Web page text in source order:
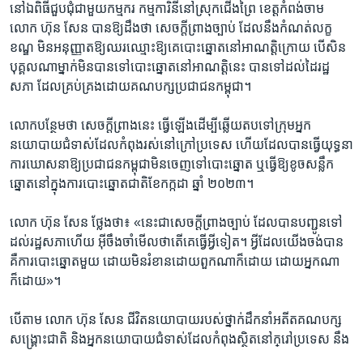
នៅឯ​ពិធី​ជួបជុំ​ជាមួយ​កម្មករ ​កម្មការិនី​នៅ​ស្រុក​ជើងព្រៃ ខេត្ត​កំពង់ចាម ​
លោក ហ៊ុន សែន បាន​ឱ្យ​ដឹងថា ​សេចក្តី​ព្រាង​ច្បាប់​ ដែល​នឹង​កំណត់​លក្ខ
ខណ្ឌ​ មិន​អនុញ្ញាត​ឱ្យ​ឈរ​ឈ្មោះ​ឱ្យ​គេ​បោះឆ្នោត​នៅ​អាណត្តិ​ក្រោយ បើ​សិន​
បុគ្គល​ណា​ម្នាក់​មិន​បាន​ទៅ​បោះ​ឆ្នោត​នៅ​អាណត្តិ​នេះ ​បាន​ទៅ​ដល់​ដៃ​រដ្ឋ​
សភា​ ដែល​គ្រប់​គ្រង​ដោយ​គណបក្ស​ប្រជាជន​កម្ពុជា។
លោក​បន្ថែម​ថា ​សេចក្តី​ព្រាង​នេះ ​ធ្វើឡើង​ដើម្បី​ឆ្លើយ​តប​ទៅក្រុម​អ្នក​
នយោបាយ​ជំទាស់​ដែល​កំពុង​រស់នៅ​ក្រៅប្រទេស​ ហើយ​ដែល​បាន​ធ្វើ​យុទ្ធនា
ការ​ឃោសនា​ឱ្យ​ប្រជាជន​កម្ពុជា​មិន​ចេញ​ទៅ​បោះឆ្នោត​ ឬធ្វើ​ឱ្យ​ខូច​សន្លឹក​
ឆ្នោត​នៅក្នុង​ការ​បោះឆ្នោត​ជាតិ​ខែកក្កដា​ ឆ្នាំ​ ២០២៣។
​លោក​ ហ៊ុន សែន ថ្លែងថា៖ «នេះ​ជា​សេចក្តី​ព្រាង​ច្បាប់​ ដែល​បាន​បញ្ជូន​ទៅ​
ដល់​រដ្ឋ​សភាហើយ​ អ៊ីចឹង​ចាំ​មើល​ថា​តើ​គេ​ធ្វើ​អ្វី​ទៀត​។​ អ្វី​ដែល​យើង​ចង់​បាន ​
គឺ​ការ​បោះ​ឆ្នោត​មួយ​ ដោយមិន​រំខាន​ដោយ​ពួក​ណា​ក៏​ដោយ ​ដោយ​អ្នក​ណា​
ក៏ដោយ»។
បើ​តាម​ លោក ហ៊ុន សែន ជីវិត​នយោបាយ​របស់​ថ្នាក់ដឹកនាំ​អតីត​គណបក្ស
សង្គ្រោះ​ជាតិ​ និង​អ្នក​នយោ​បាយ​ជំទាស់​ដែល​កំពុងស្ថិត​នៅ​ក្​រៅប្រទេស ​នឹង​